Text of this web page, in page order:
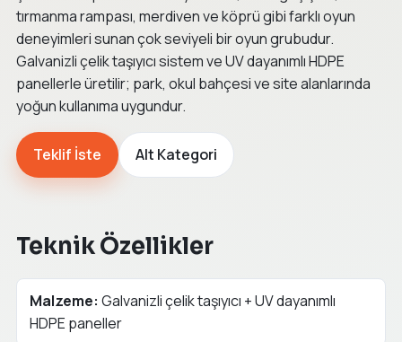
tırmanma rampası, merdiven ve köprü gibi farklı oyun
deneyimleri sunan çok seviyeli bir oyun grubudur.
Galvanizli çelik taşıyıcı sistem ve UV dayanımlı HDPE
panellerle üretilir; park, okul bahçesi ve site alanlarında
yoğun kullanıma uygundur.
Teklif İste Alt Kategori
Teknik Özellikler
Malzeme: Galvanizli çelik taşıyıcı + UV dayanımlı
HDPE paneller